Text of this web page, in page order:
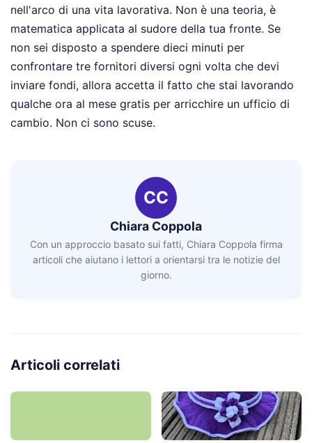
nell'arco di una vita lavorativa. Non è una teoria, è
matematica applicata al sudore della tua fronte. Se
non sei disposto a spendere dieci minuti per
confrontare tre fornitori diversi ogni volta che devi
inviare fondi, allora accetta il fatto che stai lavorando
qualche ora al mese gratis per arricchire un ufficio di
cambio. Non ci sono scuse.
CC
Chiara Coppola
Con un approccio basato sui fatti, Chiara Coppola firma
articoli che aiutano i lettori a orientarsi tra le notizie del
giorno.
Articoli correlati